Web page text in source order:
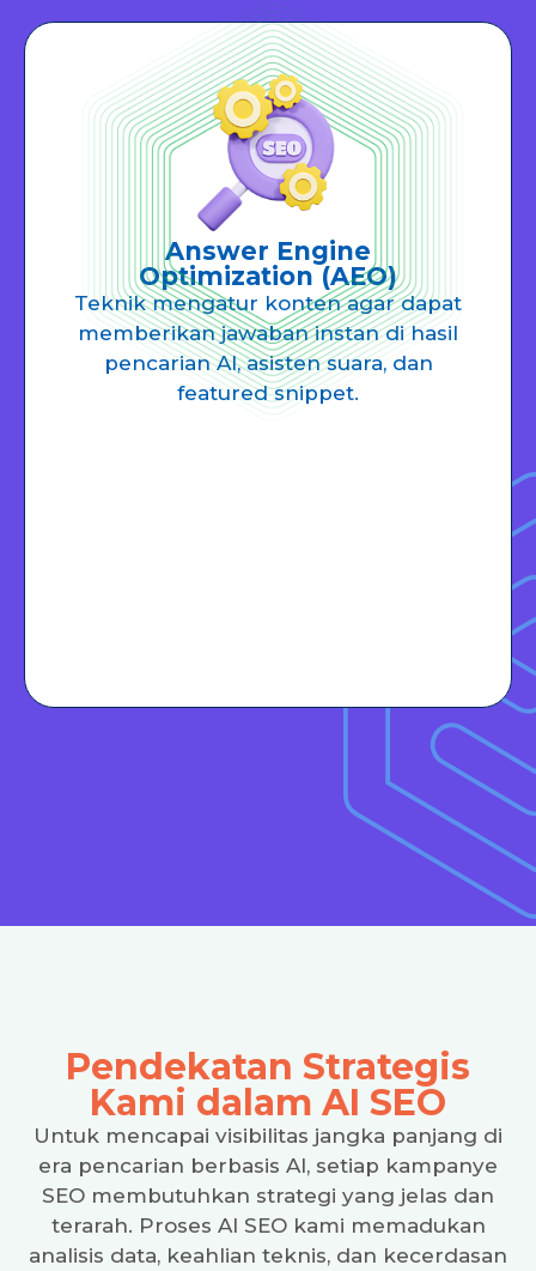
Answer Engine
Optimization (AEO)
Teknik mengatur konten agar dapat
memberikan jawaban instan di hasil
pencarian AI, asisten suara, dan
featured snippet.
Pendekatan Strategis
Kami dalam AI SEO
Untuk mencapai visibilitas jangka panjang di
era pencarian berbasis AI, setiap kampanye
SEO membutuhkan strategi yang jelas dan
terarah. Proses AI SEO kami memadukan
analisis data, keahlian teknis, dan kecerdasan